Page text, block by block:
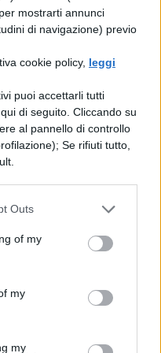
mostrarti annunci
di navigazione) previo
cookie policy, leggi
puoi accettarli tutti
di seguito. Cliccando su
al pannello di controllo
Se rifiuti tutto,
Outs
of my
my
my
per questo
poiché le
richiamano
tratta di uno degli
suggestivi che si
(per info su
qui
A.